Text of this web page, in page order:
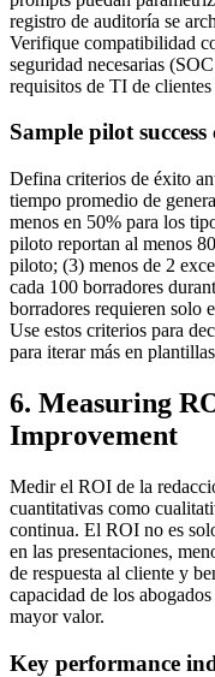
registro de auditoría se
Verifique compatibilidad
seguridad necesarias
requisitos de TI de
Sample pilot
Defina criterios de éxito
tiempo promedio de
menos en 50% para los
piloto reportan al menos
piloto; (3) menos de 2
cada 100 borradores
borradores requieren solo
Use estos criterios para
para iterar más en
6. Measuring
Improvement
Medir el ROI de la
cuantitativas como
continua. El ROI no es
en las presentaciones,
de respuesta al cliente y
capacidad de los
mayor valor.
Key performance